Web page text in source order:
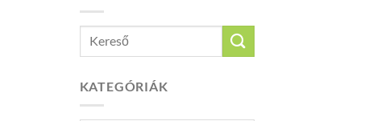
KATEGÓRIÁK